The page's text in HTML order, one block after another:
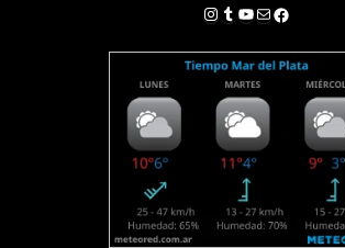
Instagram
Tumblr
YouTube
Correo electrónico
Facebook